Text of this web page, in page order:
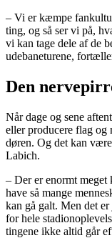
– Vi er kæmpe
ting, og så ser vi på,
vi kan tage dele af de
udebaneturene,
Den
Når dage og sene
eller producere flag og
døren. Og det kan
Labich.
– Der er enormt meget
have så mange
kan gå galt. Men det
for hele
tingene ikke altid går